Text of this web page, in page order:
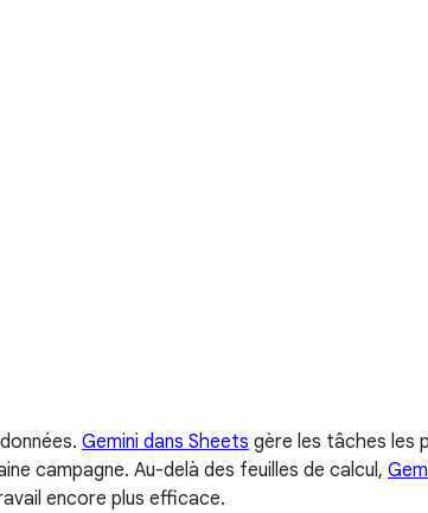
Gemini dans Sheets gère les tâches les
campagne. Au-delà des feuilles de calcul,
encore plus efficace.